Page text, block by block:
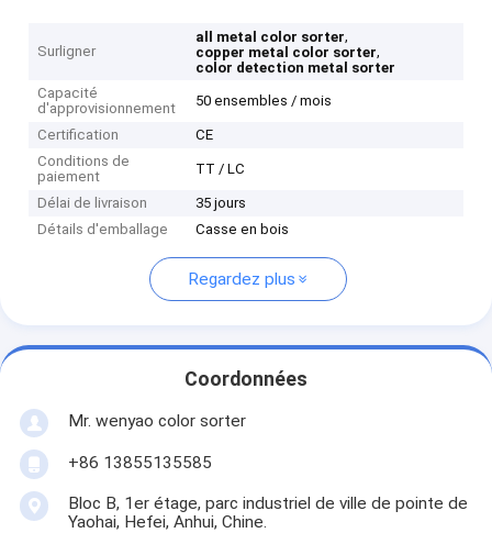
Surligner
all metal color sorter,
copper metal color sorter,
color detection metal sorter
Capacité
d'approvisionnement
50 ensembles / mois
Certification
CE
Conditions de
paiement
TT / LC
Délai de livraison
35 jours
Détails d'emballage
Casse en bois
Regardez plus
Coordonnées
Mr. wenyao color sorter
+86 13855135585
Bloc B, 1er étage, parc industriel de ville de pointe de
Yaohai, Hefei, Anhui, Chine.